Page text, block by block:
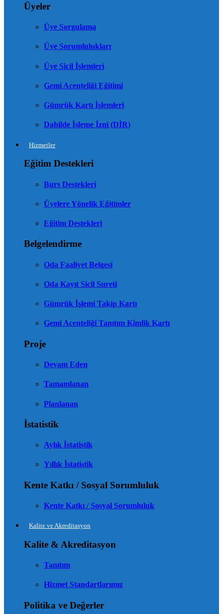
Üyeler
Üye Sorgulama
Üye Sorumlulukları
Üye Sicil İşlemleri
Gemi Acenteliği Eğitimi
Gümrük Kartı İşlemleri
Dahilde İşleme İzni (DİR)
Hizmetler
Eğitim Destekleri
Burs Destekleri
Üyelere Yönelik Eğitimler
Eğitim Destekleri
Belgelendirme
Oda Faaliyet Belgesi
Oda Kayıt Sicil Sureti
Gümrük İşlemi Takip Kartı
Gemi Acenteliği Tanıtım Kimlik Kartı
Proje
Devam Eden
Tamamlanan
Planlanan
İstatistik
Aylık İstatistik
Yıllık İstatistik
Kente Katkı / Sosyal Sorumluluk
Kente Katkı / Sosyal Sorumluluk
Kalite ve Akreditasyon
Kalite & Akreditasyon
Tanıtım
Hizmet Standartlarımız
Politika ve Değerler